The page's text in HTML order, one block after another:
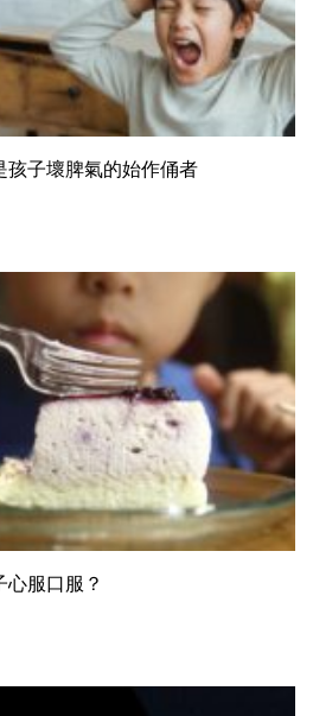
孩子壞脾氣的始作俑者
服口服？